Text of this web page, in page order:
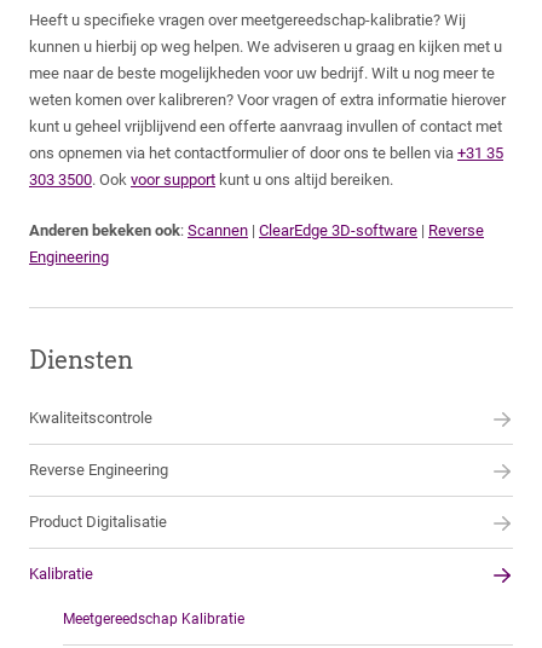
Heeft u specifieke vragen over meetgereedschap-kalibratie? Wij
kunnen u hierbij op weg helpen. We adviseren u graag en kijken met u
mee naar de beste mogelijkheden voor uw bedrijf. Wilt u nog meer te
weten komen over kalibreren? Voor vragen of extra informatie hierover
kunt u geheel vrijblijvend een offerte aanvraag invullen of contact met
ons opnemen via het contactformulier of door ons te bellen via +31 35
303 3500. Ook voor support kunt u ons altijd bereiken.
Anderen bekeken ook: Scannen | ClearEdge 3D-software | Reverse
Engineering
Diensten
Kwaliteitscontrole
Reverse Engineering
Product Digitalisatie
Kalibratie
Meetgereedschap Kalibratie